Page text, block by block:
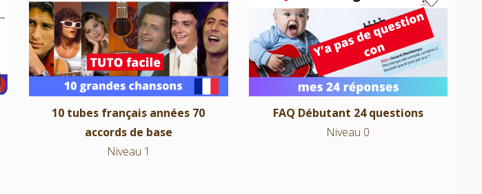
10 tubes français années 70 accords
de base
Niveau 1
10 tubes français années 70
accords de base
Niveau 1
FAQ Débutant 24 questions
Niveau 0
FAQ Débutant 24 questions
Niveau 0